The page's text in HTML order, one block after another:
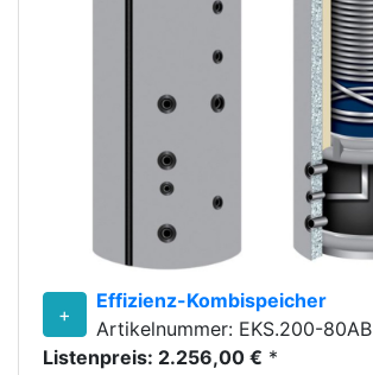
+
Effizienz-Kombispeicher
Artikelnummer: EKS.200-80AB
Listenpreis: 2.256,00 € *